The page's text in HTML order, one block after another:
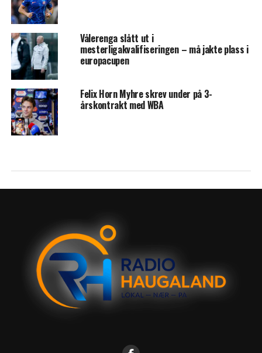
Vålerenga slått ut i
mesterligakvalifiseringen – må jakte plass i
europacupen
Felix Horn Myhre skrev under på 3-
årskontrakt med WBA